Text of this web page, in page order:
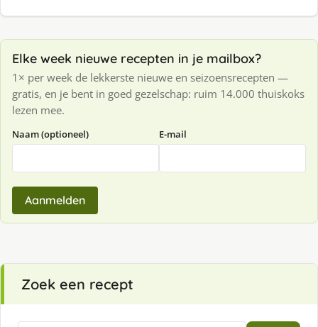
Elke week nieuwe recepten in je mailbox?
1× per week de lekkerste nieuwe en seizoensrecepten —
gratis, en je bent in goed gezelschap: ruim 14.000 thuiskoks
lezen mee.
Naam (optioneel) E-mail
Aanmelden
Zoek een recept